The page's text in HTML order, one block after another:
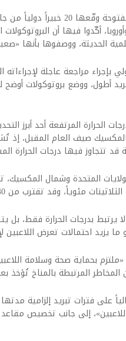
وجاء التحذير في رسالة
أكّدوا فيها أن
الحديثة، ووصفوها بأنها
بإجراء مراجعة عاجلة
أطول، ووضع بروتوكولات أوضح
الحرارة المرتفعة أحد أبرز
المتحدة وشمال المكسيك،
وقد تقترب من 40 درجة مئوية خلال موجات الحر.
يرتبط بدرجات الحرارة فقط،
يزيد احتمالات تعرض اللاعبين
بحماية صحة وسلامة
المخاطر المرتبطة بالمناخ
إلى جانب تخصيص مقاعد